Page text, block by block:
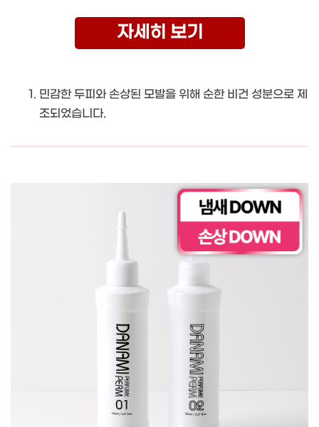
자세히 보기
민감한 두피와 손상된 모발을 위해 순한 비건 성분으로 제
조되었습니다.